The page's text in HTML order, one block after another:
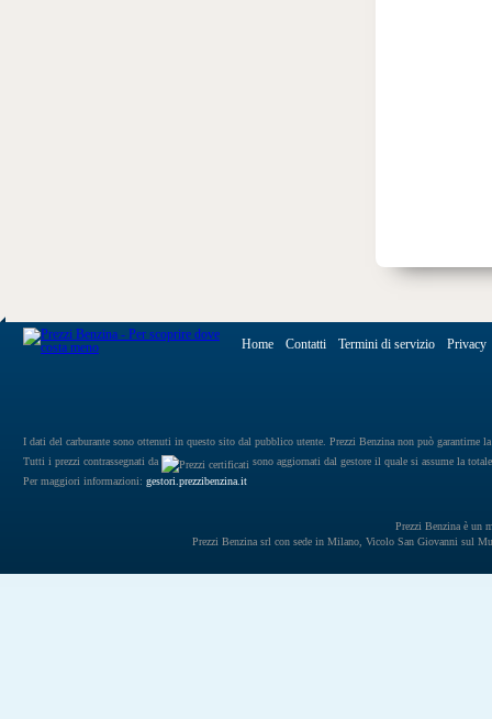
Home Contatti Termini di servizio Privacy
I dati del carburante sono ottenuti in questo sito dal pubblico utente. Prezzi Benzina non può garantirne
Tutti i prezzi contrassegnati da
sono aggiornati dal gestore il quale si assume la
Per maggiori informazioni: gestori.prezzibenzina.it
Prezzi Benzina è un
Prezzi Benzina srl con sede in Milano, Vicolo San Giovanni sul